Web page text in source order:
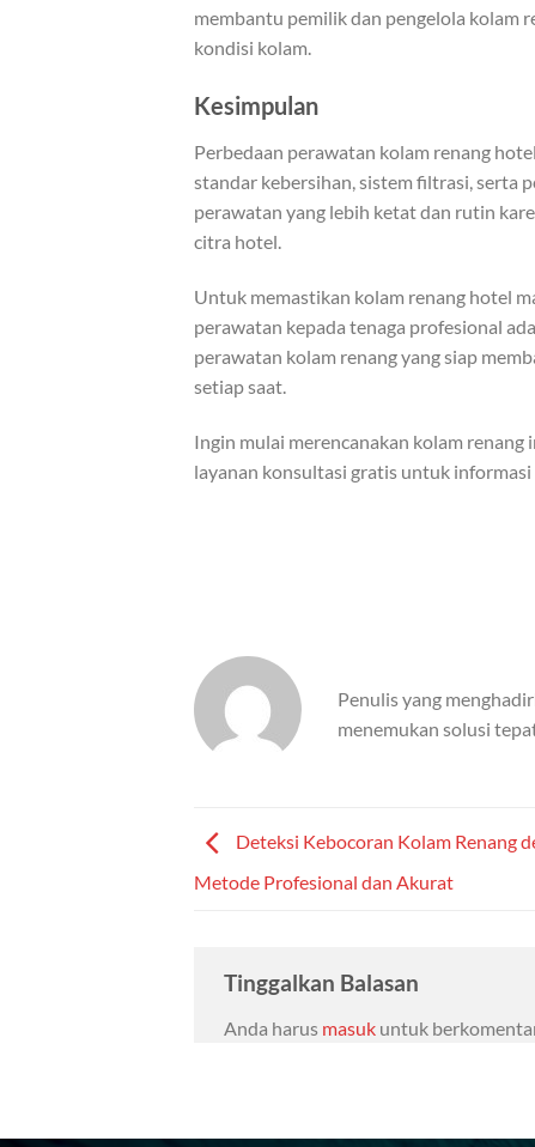
membantu pemilik dan pengelola kolam
kondisi kolam.
Kesimpulan
Perbedaan perawatan kolam renang
standar kebersihan, sistem filtrasi, serta
perawatan yang lebih ketat dan rutin
citra hotel.
Untuk memastikan kolam renang hotel
perawatan kepada tenaga profesional
perawatan kolam renang yang siap
setiap saat.
Ingin mulai merencanakan kolam renang
layanan konsultasi gratis untuk
Penulis yang
menemukan solusi
Deteksi Kebocoran Kolam Renang
Metode Profesional dan Akurat
Tinggalkan Balasan
Anda harus masuk untuk